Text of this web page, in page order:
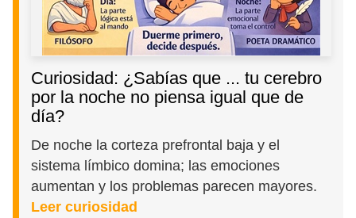
Curiosidad: ¿Sabías que ... tu cerebro
por la noche no piensa igual que de
día?
De noche la corteza prefrontal baja y el
sistema límbico domina; las emociones
aumentan y los problemas parecen mayores.
Leer curiosidad